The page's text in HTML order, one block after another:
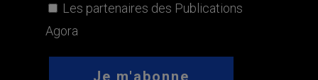
Les partenaires des Publications
Agora